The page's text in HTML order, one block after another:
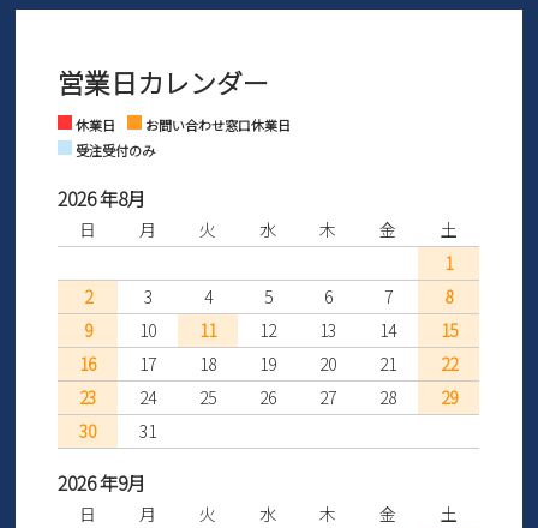
さい。
※土日祝はお問い合わせ窓口休業日となります。
Facebook Instagram
営業日カレンダー
休業日
お問い合わせ窓口休業日
受注受付のみ
2026 年8月
日 月 火 水 木 金
土
1
2
3 4 5 6 7
8
9
10 11 12 13 14
15
16
17 18 19 20 21
22
23
24 25 26 27 28
29
30
31
2026 年9月
日 月 火 水 木 金
土